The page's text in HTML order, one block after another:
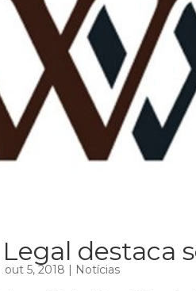
destaca
out 5, 2018 | Notícias